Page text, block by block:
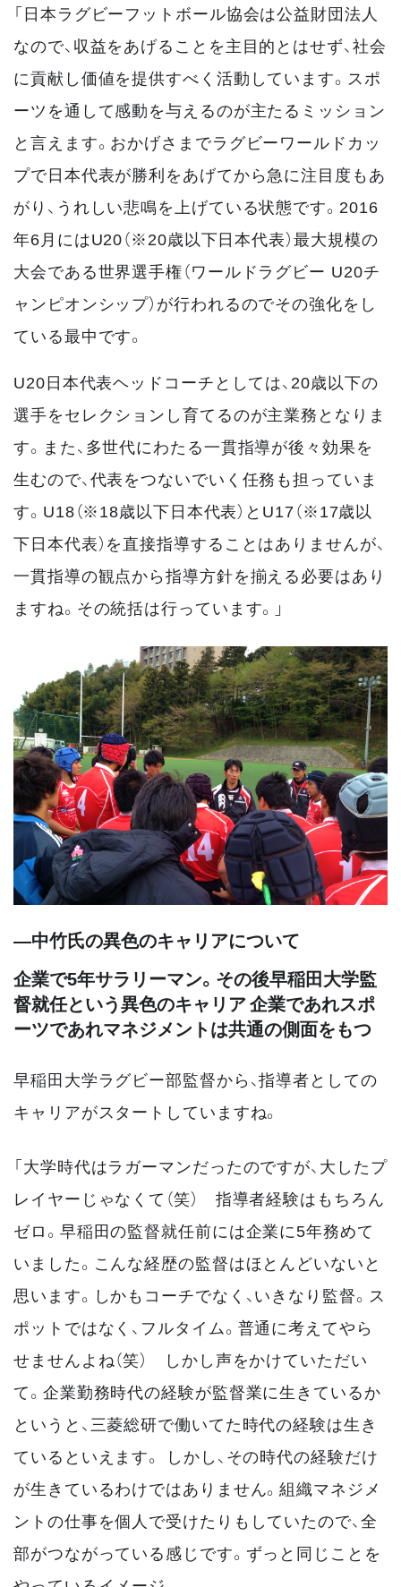
「日本ラグビーフットボール協会は公益財団法人
なので、収益をあげることを主目的とはせず、社会
に貢献し価値を提供すべく活動しています。スポ
ーツを通して感動を与えるのが主たるミッション
と言えます。おかげさまでラグビーワールドカッ
プで日本代表が勝利をあげてから急に注目度もあ
がり、うれしい悲鳴を上げている状態です。2016
年6月にはU20（※20歳以下日本代表）最大規模の
大会である世界選手権（ワールドラグビー U20チ
ャンピオンシップ）が行われるのでその強化をし
ている最中です。
U20日本代表ヘッドコーチとしては、20歳以下の
選手をセレクションし育てるのが主業務となりま
す。また、多世代にわたる一貫指導が後々効果を
生むので、代表をつないでいく任務も担っていま
す。U18（※18歳以下日本代表）とU17（※17歳以
下日本代表）を直接指導することはありませんが、
一貫指導の観点から指導方針を揃える必要はあり
ますね。その統括は行っています。」
―中竹氏の異色のキャリアについて
企業で5年サラリーマン。その後早稲田大学監
督就任という異色のキャリア 企業であれスポ
ーツであれマネジメントは共通の側面をもつ
早稲田大学ラグビー部監督から、指導者としての
キャリアがスタートしていますね。
「大学時代はラガーマンだったのですが、大したプ
レイヤーじゃなくて（笑） 指導者経験はもちろん
ゼロ。早稲田の監督就任前には企業に5年務めて
いました。こんな経歴の監督はほとんどいないと
思います。しかもコーチでなく、いきなり監督。ス
ポットではなく、フルタイム。普通に考えてやら
せませんよね（笑） しかし声をかけていただい
て。企業勤務時代の経験が監督業に生きているか
というと、三菱総研で働いてた時代の経験は生き
ているといえます。 しかし、その時代の経験だけ
が生きているわけではありません。組織マネジメ
ントの仕事を個人で受けたりもしていたので、全
部がつながっている感じです。ずっと同じことを